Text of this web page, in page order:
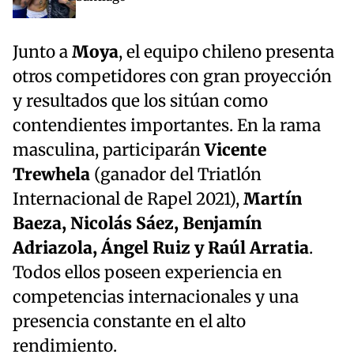
Junto aMoya, el equipo chileno presenta
otros competidores con gran proyección
y resultados que los sitúan como
contendientes importantes. En la rama
masculina, participaránVicente
Trewhela (ganador del Triatlón
Internacional de Rapel 2021),Martín
Baeza, Nicolás Sáez, Benjamín
Adriazola, Ángel Ruiz y Raúl Arratia.
Todos ellos poseen experiencia en
competencias internacionales y una
presencia constante en el alto
rendimiento.